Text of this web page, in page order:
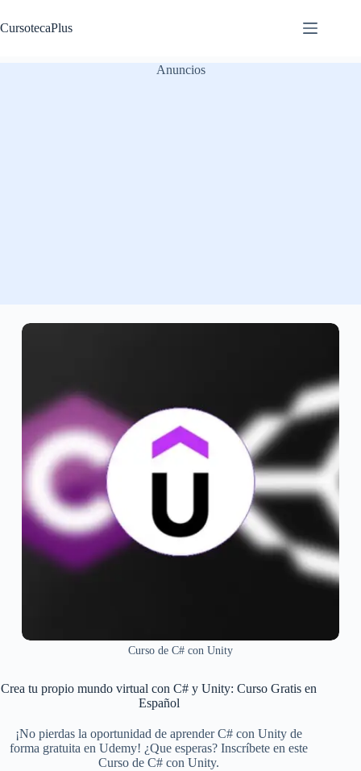
al
contenido
CursotecaPlus
Anuncios
Curso de C# con Unity
Crea tu propio mundo virtual con C# y Unity: Curso Gratis en
Español
¡No pierdas la oportunidad de aprender C# con Unity de
forma gratuita en Udemy! ¿Que esperas? Inscríbete en este
Curso de C# con Unity.